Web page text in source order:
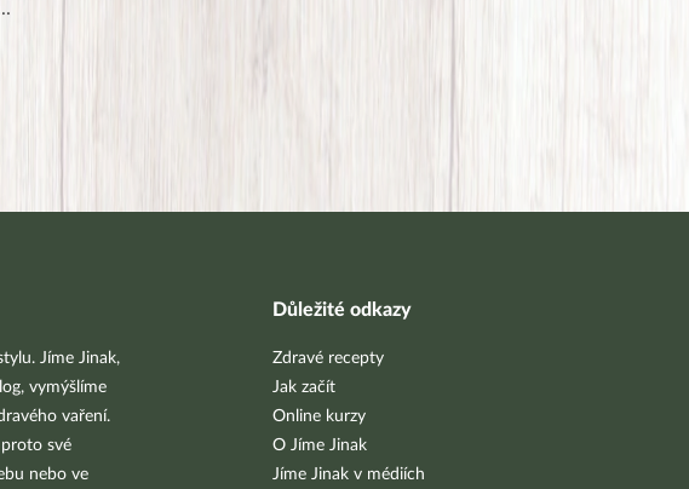
Jíme Jinak,
vymýšlíme
vaření.
své
nebo ve
Důležité odkazy
Zdravé recepty
Jak začít
Online kurzy
O Jíme Jinak
Jíme Jinak v médiích